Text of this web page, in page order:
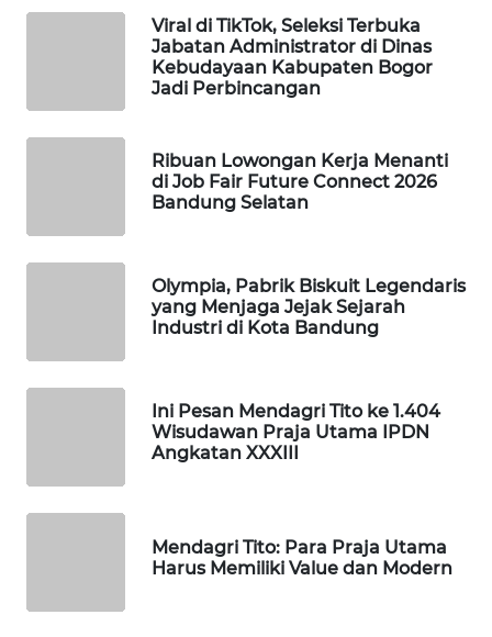
Viral di TikTok, Seleksi Terbuka
Jabatan Administrator di Dinas
Kebudayaan Kabupaten Bogor
Jadi Perbincangan
Ribuan Lowongan Kerja Menanti
di Job Fair Future Connect 2026
Bandung Selatan
Olympia, Pabrik Biskuit Legendaris
yang Menjaga Jejak Sejarah
Industri di Kota Bandung
Ini Pesan Mendagri Tito ke 1.404
Wisudawan Praja Utama IPDN
Angkatan XXXIII
Mendagri Tito: Para Praja Utama
Harus Memiliki Value dan Modern
MAWAKA
ID
MKLI